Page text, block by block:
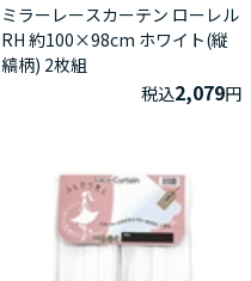
ミラーレースカーテン ローレル
RH 約100×98cm ホワイト(縦
縞柄) 2枚組
税込2,079円